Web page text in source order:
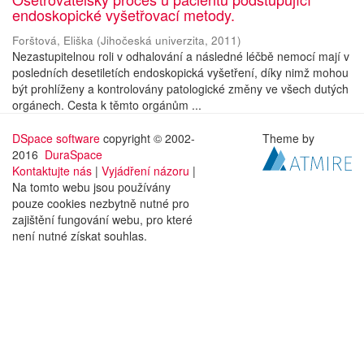
endoskopické vyšetřovací metody.
Forštová, Eliška (Jihočeská univerzita, 2011)
Nezastupitelnou roli v odhalování a následné léčbě nemocí mají v
posledních desetiletích endoskopická vyšetření, díky nimž mohou
být prohlíženy a kontrolovány patologické změny ve všech dutých
orgánech. Cesta k těmto orgánům ...
DSpace software copyright © 2002-
2016 DuraSpace
Kontaktujte nás | Vyjádření názoru |
Na tomto webu jsou používány
pouze cookies nezbytně nutné pro
zajištění fungování webu, pro které
není nutné získat souhlas.
Theme by